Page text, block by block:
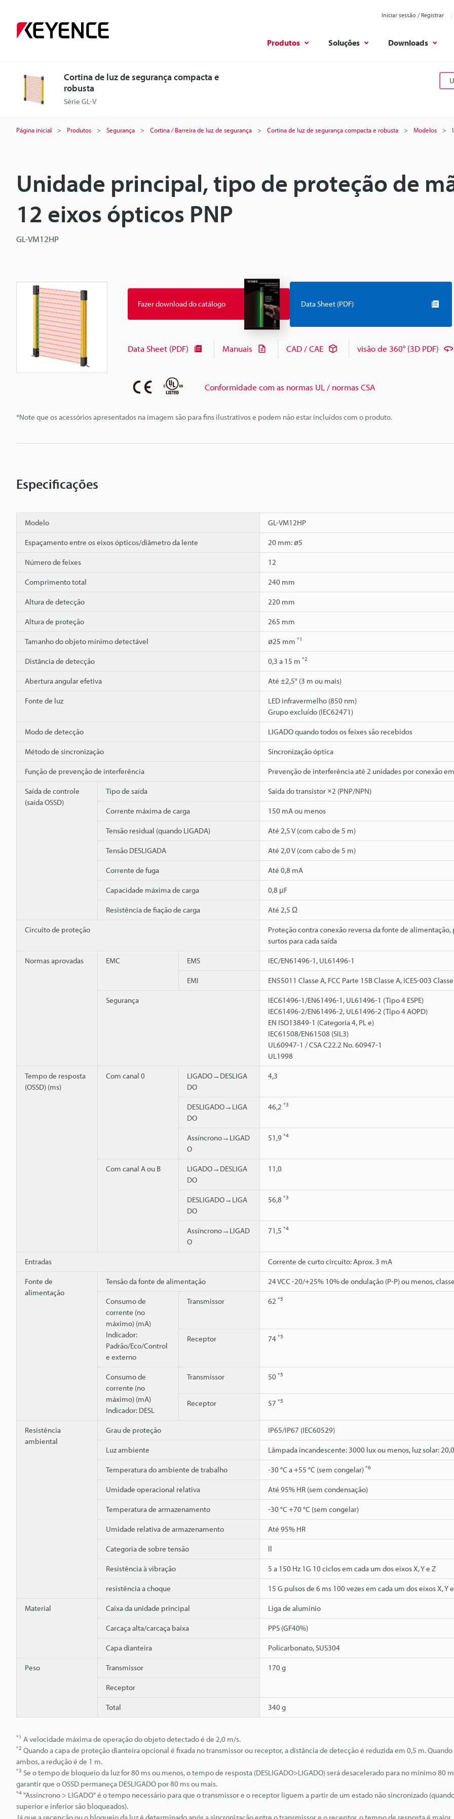
Iniciar sessão / Registrar
Produtos Soluções Downloads
Cortina de luz de segurança compacta e
robusta
Série GL-V
Página inicial Produtos Segurança Cortina / Barreira de luz de segurança Cortina de luz de segurança compacta e robusta Modelos
Unidade principal, tipo de proteção de
12 eixos ópticos PNP
GL-VM12HP
*Note que os acessórios apresentados na imagem são para fins ilustrativos e podem não estar incluídos com o produto.
Fazer download do catálogo Data Sheet (PDF)
Data Sheet (PDF) Manuais CAD / CAE visão de 360° (3D PDF)
Conformidade com as normas UL / normas CSA
Especificações
Modelo GL-VM12HP
Espaçamento entre os eixos ópticos/diâmetro da lente 20 mm: ø5
Número de feixes 12
Comprimento total 240 mm
Altura de detecção 220 mm
Altura de proteção 265 mm
Tamanho do objeto mínimo detectável ø25 mm *1
Distância de detecção 0,3 a 15 m *2
Abertura angular efetiva Até ±2,5° (3 m ou mais)
Fonte de luz
LED infravermelho (850 nm)
Grupo excluído (IEC62471)
Modo de detecção LIGADO quando todos os feixes são recebidos
Método de sincronização Sincronização óptica
Função de prevenção de interferência Prevenção de interferência até 2 unidades por conexão
Saída de controle
(saída OSSD)
Tipo de saída Saída do transistor ×2 (PNP/NPN)
Corrente máxima de carga 150 mA ou menos
Tensão residual (quando LIGADA) Até 2,5 V (com cabo de 5 m)
Tensão DESLIGADA Até 2,0 V (com cabo de 5 m)
Corrente de fuga Até 0,8 mA
Capacidade máxima de carga 0,8 μF
Resistência de fiação de carga Até 2,5 Ω
Circuito de proteção
Proteção contra conexão reversa da fonte de
surtos para cada saída
Normas aprovadas EMC EMS IEC/EN61496-1, UL61496-1
EMI EN55011 Classe A, FCC Parte 15B Classe A, ICES-003
Segurança
IEC61496-1/EN61496-1, UL61496-1 (Tipo 4 ESPE)
IEC61496-2/EN61496-2, UL61496-2 (Tipo 4 AOPD)
EN ISO13849-1 (Categoria 4, PL e)
IEC61508/EN61508 (SIL3)
UL60947-1 / CSA C22.2 No. 60947-1
UL1998
Tempo de resposta
(OSSD) (ms)
Com canal 0
LIGADO→DESLIGA
DO
4,3
DESLIGADO→LIGA
DO
46,2 *3
Assíncrono→LIGAD
O
51,9 *4
Com canal A ou B
LIGADO→DESLIGA
DO
11,0
DESLIGADO→LIGA
DO
56,8 *3
Assíncrono→LIGAD
O
71,5 *4
Entradas Corrente de curto circuito: Aprox. 3 mA
Fonte de
alimentação
Tensão da fonte de alimentação 24 VCC -20/+25% 10% de ondulação (P-P) ou menos,
Consumo de
corrente (no
máximo) (mA)
Indicador:
Padrão/Eco/Control
e externo
Transmissor 62 *5
Receptor 74 *5
Consumo de
corrente (no
máximo) (mA)
Indicador: DESL
Transmissor 50 *5
Receptor 57 *5
Resistência
ambiental
Grau de proteção IP65/IP67 (IEC60529)
Luz ambiente Lâmpada incandescente: 3000 lux ou menos, luz solar:
Temperatura do ambiente de trabalho -30 °C a +55 °C (sem congelar) *6
Umidade operacional relativa Até 95% HR (sem condensação)
Temperatura de armazenamento -30 °C +70 °C (sem congelar)
Umidade relativa de armazenamento Até 95% HR
Categoria de sobre tensão ll
Resistência à vibração 5 a 150 Hz 1G 10 ciclos em cada um dos eixos X, Y e Z
resistência a choque 15 G pulsos de 6 ms 100 vezes em cada um dos eixos X, Y
Material Caixa da unidade principal Liga de alumínio
Carcaça alta/carcaça baixa PPS (GF40%)
Capa dianteira Policarbonato, SUS304
Peso Transmissor 170 g
Receptor
Total 340 g
*1 A velocidade máxima de operação do objeto detectado é de 2,0 m/s.
*2 Quando a capa de proteção dianteira opcional é fixada no transmissor ou receptor, a distância de detecção é reduzida em 0,5 m.
ambos, a redução é de 1 m.
*3 Se o tempo de bloqueio da luz for 80 ms ou menos, o tempo de resposta (DESLIGADO>LIGADO) será desacelerado para no mínimo 80
garantir que o OSSD permaneça DESLIGADO por 80 ms ou mais.
*4 "Assíncrono > LIGADO" é o tempo necessário para que o transmissor e o receptor liguem a partir de um estado não sincronizado
superior e inferior são bloqueados).
Já que a recepção ou o bloqueio da luz é determinado após a sincronização entre o transmissor e o receptor, o tempo de resposta é maior.